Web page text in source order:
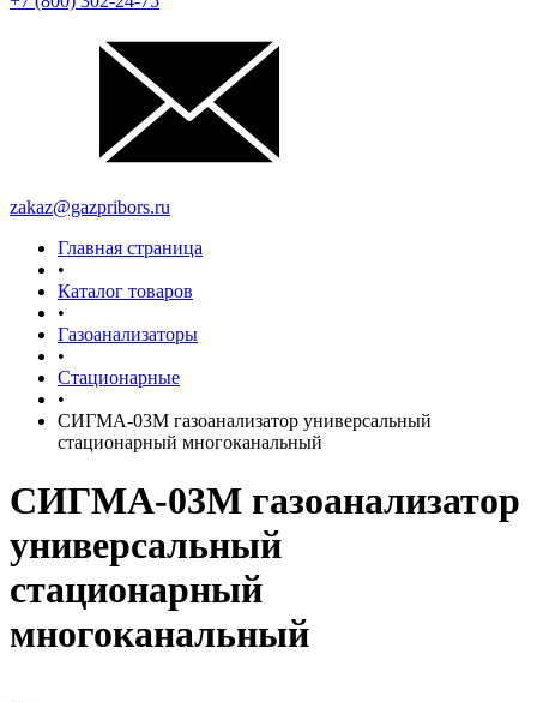
zakaz@gazpribors.ru
Главная страница
•
Каталог товаров
•
Газоанализаторы
•
Стационарные
•
СИГМА-03М газоанализатор универсальный
стационарный многоканальный
СИГМА-03М газоанализатор
универсальный
стационарный
многоканальный